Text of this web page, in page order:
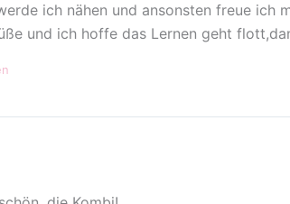
ich nähen und ansonsten freue ich
und ich hoffe das Lernen geht